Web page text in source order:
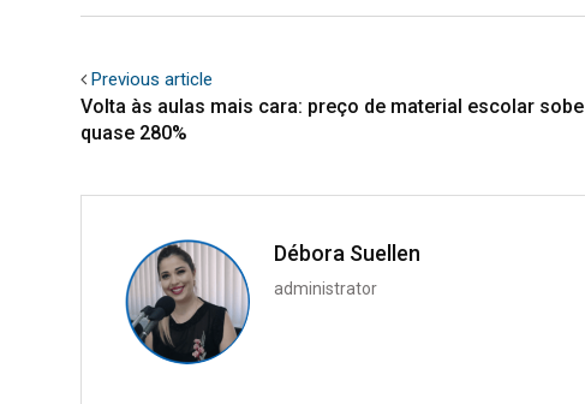
Previous article
Volta às aulas mais cara: preço de material escolar sobe
quase 280%
Débora Suellen
administrator